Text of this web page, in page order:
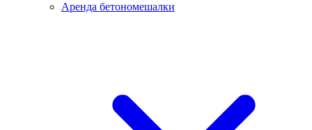
Аренда бетономешалки